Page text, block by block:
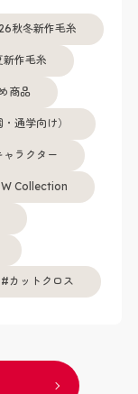
秋冬新作毛糸
作毛糸
商品
通学向け）
ャラクター
Collection
カットクロス